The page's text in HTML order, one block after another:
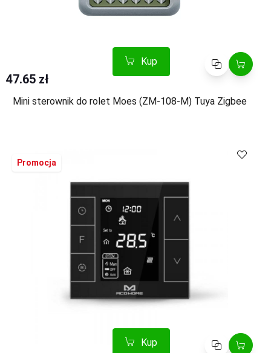
Kup Porównaj
47.65 zł
Mini sterownik do rolet Moes (ZM-108-M) Tuya Zigbee
Kup Porównaj
Promocja